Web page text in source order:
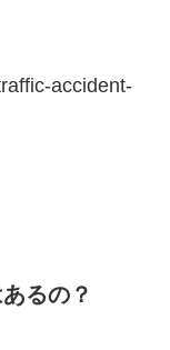
accident-
るの？